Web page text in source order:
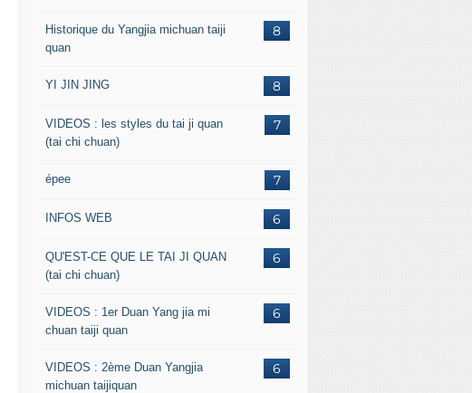
8
Historique du Yangjia michuan taiji
quan
8
YI JIN JING
7
VIDEOS : les styles du tai ji quan
(tai chi chuan)
7
épee
6
INFOS WEB
6
QU'EST-CE QUE LE TAI JI QUAN
(tai chi chuan)
6
VIDEOS : 1er Duan Yang jia mi
chuan taiji quan
6
VIDEOS : 2ème Duan Yangjia
michuan taijiquan